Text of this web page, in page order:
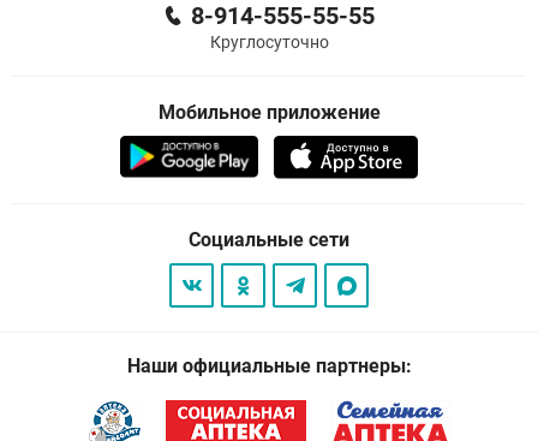
8-914-555-55-55
Круглосуточно
Мобильное приложение
Социальные сети
Наши официальные партнеры: